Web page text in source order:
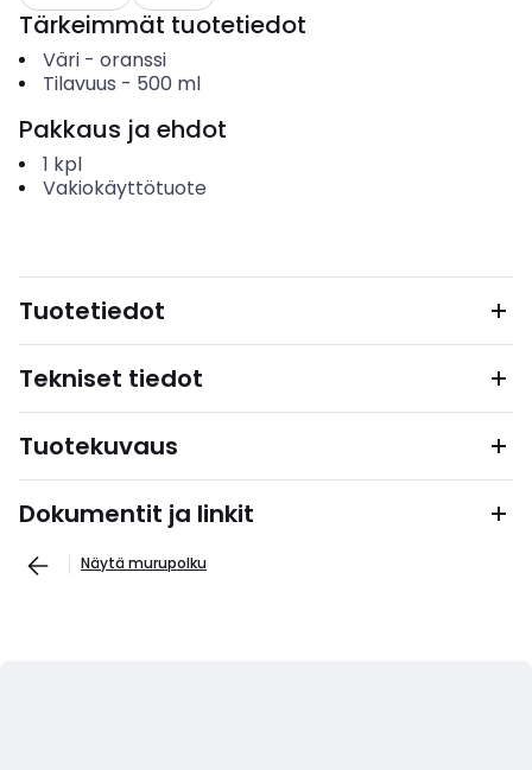
Tärkeimmät tuotetiedot
Väri- oranssi
Tilavuus - 500 ml
Pakkaus ja ehdot
1 kpl
Vakiokäyttötuote
Tuotetiedot
Tekniset tiedot
Tuotekuvaus
Dokumentit ja linkit
Näytä murupolku